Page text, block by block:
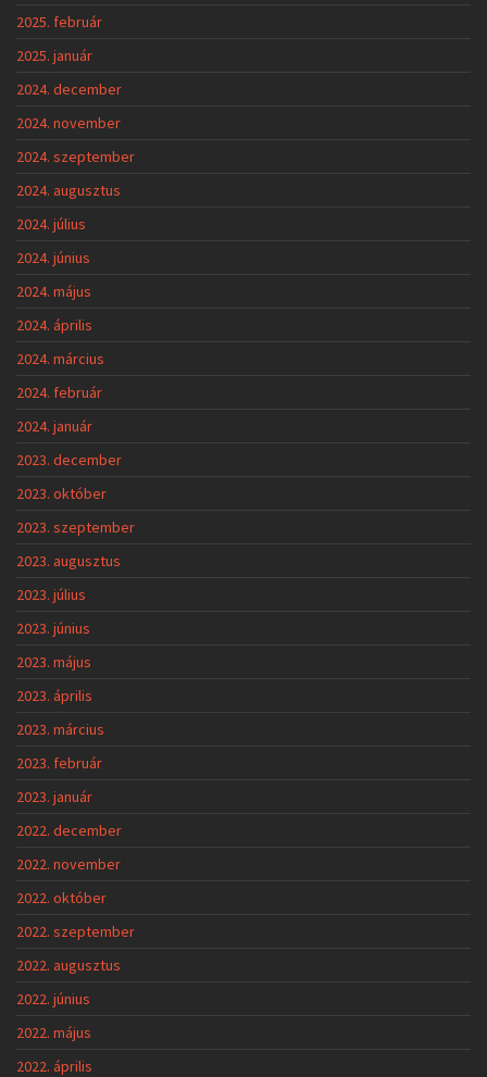
2025. február
2025. január
2024. december
2024. november
2024. szeptember
2024. augusztus
2024. július
2024. június
2024. május
2024. április
2024. március
2024. február
2024. január
2023. december
2023. október
2023. szeptember
2023. augusztus
2023. július
2023. június
2023. május
2023. április
2023. március
2023. február
2023. január
2022. december
2022. november
2022. október
2022. szeptember
2022. augusztus
2022. június
2022. május
2022. április